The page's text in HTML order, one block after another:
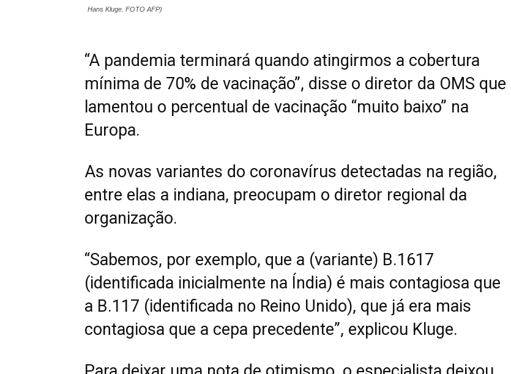
Hans Kluge. FOTO AFP)
“A pandemia terminará quando atingirmos a cobertura
mínima de 70% de vacinação”, disse o diretor da OMS que
lamentou o percentual de vacinação “muito baixo” na
Europa.
As novas variantes do coronavírus detectadas na região,
entre elas a indiana, preocupam o diretor regional da
organização.
“Sabemos, por exemplo, que a (variante) B.1617
(identificada inicialmente na Índia) é mais contagiosa que
a B.117 (identificada no Reino Unido), que já era mais
contagiosa que a cepa precedente”, explicou Kluge.